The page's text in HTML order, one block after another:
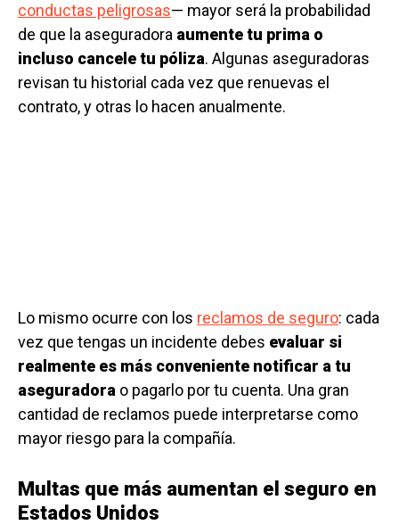
conductas peligrosas— mayor será la probabilidad
de que la aseguradora aumente tu prima o
incluso cancele tu póliza. Algunas aseguradoras
revisan tu historial cada vez que renuevas el
contrato, y otras lo hacen anualmente.
Lo mismo ocurre con los reclamos de seguro: cada
vez que tengas un incidente debes evaluar si
realmente es más conveniente notificar a tu
aseguradora o pagarlo por tu cuenta. Una gran
cantidad de reclamos puede interpretarse como
mayor riesgo para la compañía.
Multas que más aumentan el seguro en
Estados Unidos